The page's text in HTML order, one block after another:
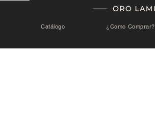
Catálogo ¿Como Comprar?